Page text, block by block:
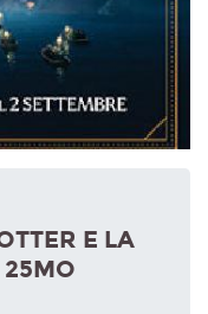
E LA
25MO